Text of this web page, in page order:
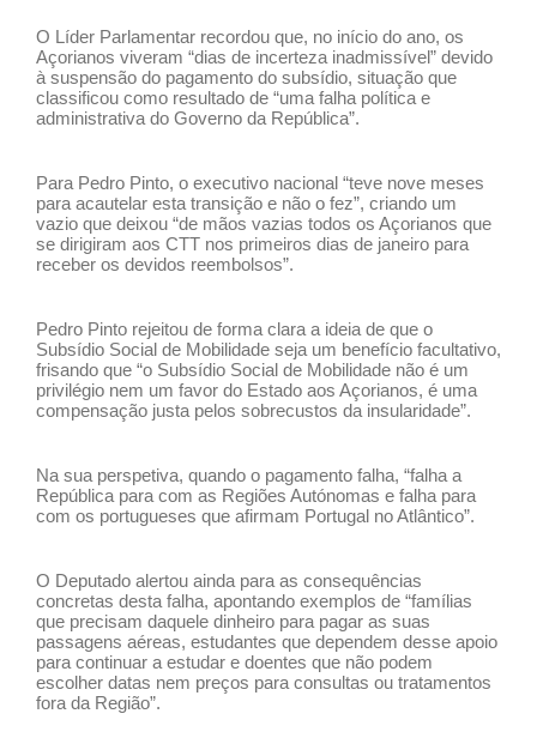
O Líder Parlamentar recordou que, no início do ano, os
Açorianos viveram “dias de incerteza inadmissível” devido
à suspensão do pagamento do subsídio, situação que
classificou como resultado de “uma falha política e
administrativa do Governo da República”.
Para Pedro Pinto, o executivo nacional “teve nove meses
para acautelar esta transição e não o fez”, criando um
vazio que deixou “de mãos vazias todos os Açorianos que
se dirigiram aos CTT nos primeiros dias de janeiro para
receber os devidos reembolsos”.
Pedro Pinto rejeitou de forma clara a ideia de que o
Subsídio Social de Mobilidade seja um benefício facultativo,
frisando que “o Subsídio Social de Mobilidade não é um
privilégio nem um favor do Estado aos Açorianos, é uma
compensação justa pelos sobrecustos da insularidade”.
Na sua perspetiva, quando o pagamento falha, “falha a
República para com as Regiões Autónomas e falha para
com os portugueses que afirmam Portugal no Atlântico”.
O Deputado alertou ainda para as consequências
concretas desta falha, apontando exemplos de “famílias
que precisam daquele dinheiro para pagar as suas
passagens aéreas, estudantes que dependem desse apoio
para continuar a estudar e doentes que não podem
escolher datas nem preços para consultas ou tratamentos
fora da Região”.